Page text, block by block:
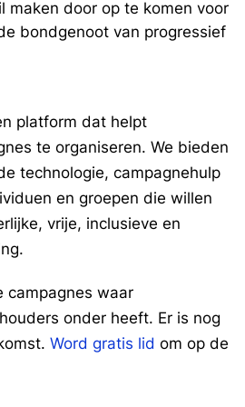
groener en socialer voor de dag te
Tweede Kamerleden in de vaste
Zaken & Klimaat om het klimaat hoog
deze pagina staat een brief klaar die
klimaat nu niet vergeten wordt!
maken door op te komen voor
bondgenoot van progressief
platform dat helpt
te organiseren. We bieden
technologie, campagnehulp
en groepen die willen
vrije, inclusieve en
campagnes waar
onder heeft. Er is nog
Word gratis lid om op de